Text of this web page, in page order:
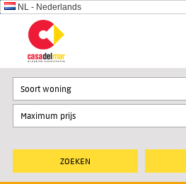
NL - Nederlands
Soort woning